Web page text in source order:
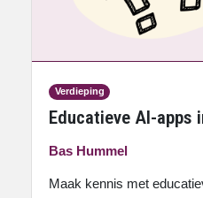
Verdieping
Educatieve AI-apps
Bas Hummel
Maak kennis met